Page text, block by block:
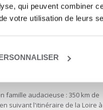
qui peuvent combiner
votre utilisation de leurs
en famille à vélo : de
famille audacieuse : 350 km de
suivant l'itinéraire de la Loire à